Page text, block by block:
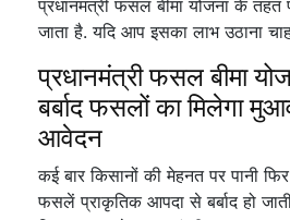
प्रधानमंत्री फसल बीमा योजना के तहत
जाता है. यदि आप इसका लाभ उठाना
प्रधानमंत्री फसल बीमा
बर्बाद फसलों का मिलेगा
आवेदन
कई बार किसानों की मेहनत पर पानी
फसलें प्राकृतिक आपदा से बर्बाद हो